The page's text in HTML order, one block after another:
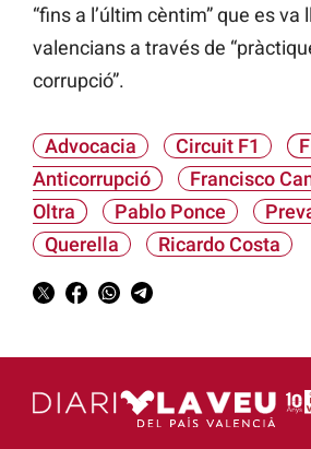
“fins a l’últim cèntim” que es va
valencians a través de
corrupció”.
Advocacia Circuit F1
Anticorrupció
Francisco
Oltra
Pablo Ponce
Querella
Ricardo Costa